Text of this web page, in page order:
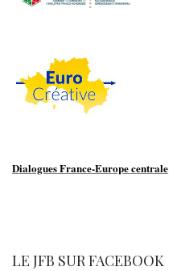
Dialogues France-Europe centrale
LE JFB SUR FACEBOOK